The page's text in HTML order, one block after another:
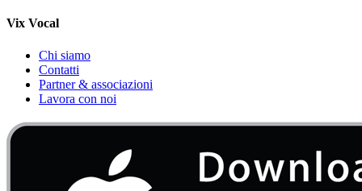
Vix Vocal
Chi siamo
Contatti
Partner & associazioni
Lavora con noi